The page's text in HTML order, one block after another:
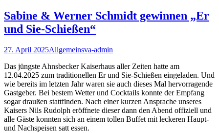
Sabine & Werner Schmidt gewinnen „Er
und Sie-Schießen“
27. April 2025Allgemeinsva-admin
Das jüngste Ahnsbecker Kaiserhaus aller Zeiten hatte am
12.04.2025 zum traditionellen Er und Sie-Schießen eingeladen. Und
wie bereits im letzten Jahr waren sie auch dieses Mal hervorragende
Gastgeber. Bei bestem Wetter und Cocktails konnte der Empfang
sogar draußen stattfinden. Nach einer kurzen Ansprache unseres
Kaisers Nils Rudolph eröffnete dieser dann den Abend offiziell und
alle Gäste konnten sich an einem tollen Buffet mit leckeren Haupt-
und Nachspeisen satt essen.